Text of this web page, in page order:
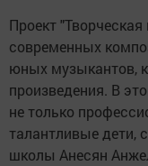
Проект
современных
юных музыкантов,
произведения. В
не только
талантливые дети,
школы Анесян